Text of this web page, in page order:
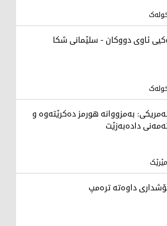
ئاوی دووکان - سلێمانی شکا
بەمزووانە هورمز دەکرێتەوە و
دادەبەزێت
داوەتە ترەمپ